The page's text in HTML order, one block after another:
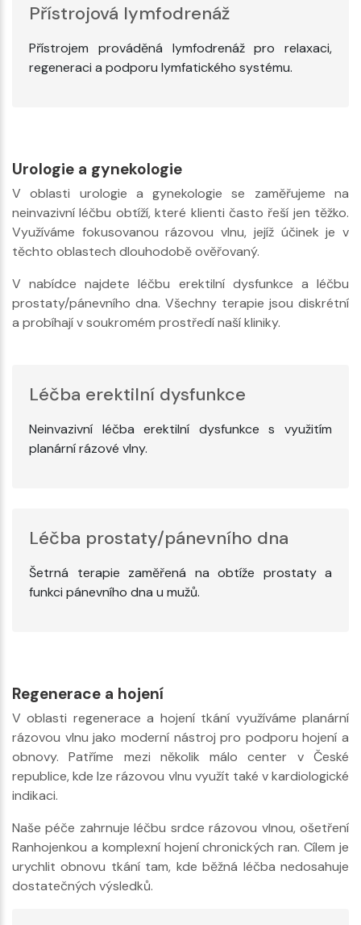
Přístrojová lymfodrenáž
Přístrojem prováděná lymfodrenáž pro relaxaci,
regeneraci a podporu lymfatického systému.
Urologie a gynekologie
V oblasti urologie a gynekologie se zaměřujeme na
neinvazivní léčbu obtíží, které klienti často řeší jen těžko.
Využíváme fokusovanou rázovou vlnu, jejíž účinek je v
těchto oblastech dlouhodobě ověřovaný.
V nabídce najdete léčbu erektilní dysfunkce a léčbu
prostaty/pánevního dna. Všechny terapie jsou diskrétní
a probíhají v soukromém prostředí naší kliniky.
Léčba erektilní dysfunkce
Neinvazivní léčba erektilní dysfunkce s využitím
planární rázové vlny.
Léčba prostaty/pánevního dna
Šetrná terapie zaměřená na obtíže prostaty a
funkci pánevního dna u mužů.
Regenerace a hojení
V oblasti regenerace a hojení tkání využíváme planární
rázovou vlnu jako moderní nástroj pro podporu hojení a
obnovy. Patříme mezi několik málo center v České
republice, kde lze rázovou vlnu využít také v kardiologické
indikaci.
Naše péče zahrnuje léčbu srdce rázovou vlnou, ošetření
Ranhojenkou a komplexní hojení chronických ran. Cílem je
urychlit obnovu tkání tam, kde běžná léčba nedosahuje
dostatečných výsledků.